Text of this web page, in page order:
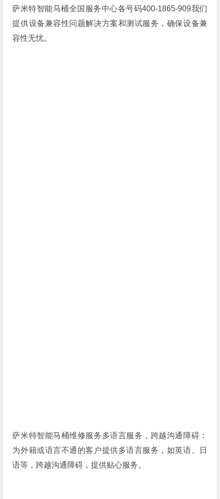
萨米特智能马桶全国服务中心各号码400-1865-909我们
提供设备兼容性问题解决方案和测试服务，确保设备兼
容性无忧。
萨米特智能马桶维修服务多语言服务，跨越沟通障碍：
为外籍或语言不通的客户提供多语言服务，如英语、日
语等，跨越沟通障碍，提供贴心服务。